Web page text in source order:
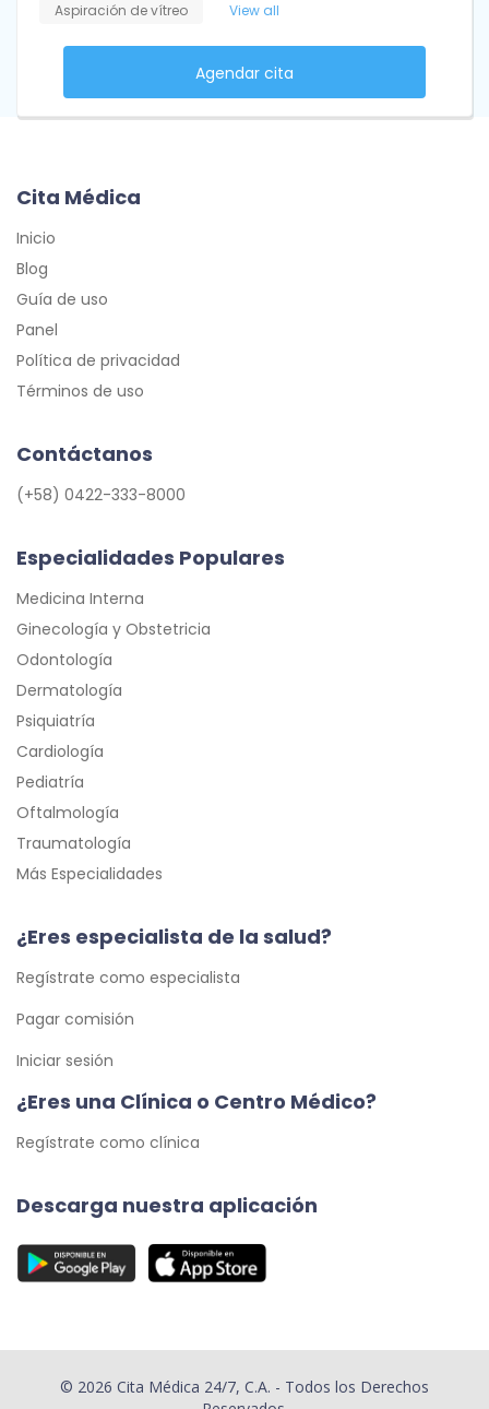
Aspiración de vítreo
View all
Agendar cita
Cita Médica
Inicio
Blog
Guía de uso
Panel
Política de privacidad
Términos de uso
Contáctanos
(+58) 0422-333-8000
Especialidades Populares
Medicina Interna
Ginecología y Obstetricia
Odontología
Dermatología
Psiquiatría
Cardiología
Pediatría
Oftalmología
Traumatología
Más Especialidades
¿Eres especialista de la salud?
Regístrate como especialista
Pagar comisión
Iniciar sesión
¿Eres una Clínica o Centro Médico?
Regístrate como clínica
Descarga nuestra aplicación
© 2026 Cita Médica 24/7, C.A. - Todos los Derechos